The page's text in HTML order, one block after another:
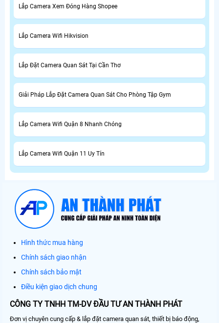
Lắp Camera Xem Đóng Hàng Shopee
Lắp Camera Wifi Hikvision
Lắp Đặt Camera Quan Sát Tại Cần Thơ
Giải Pháp Lắp Đặt Camera Quan Sát Cho Phòng Tập Gym
Lắp Camera Wifi Quận 8 Nhanh Chóng
Lắp Camera Wifi Quận 11 Uy Tín
Hình thức mua hàng
Chính sách giao nhận
Chính sách bảo mật
Điều kiện giao dịch chung
CÔNG TY TNHH TM-DV ĐẦU TƯ AN THÀNH PHÁT
Đơn vị chuyên cung cấp & lắp đặt camera quan sát, thiết bị báo động,